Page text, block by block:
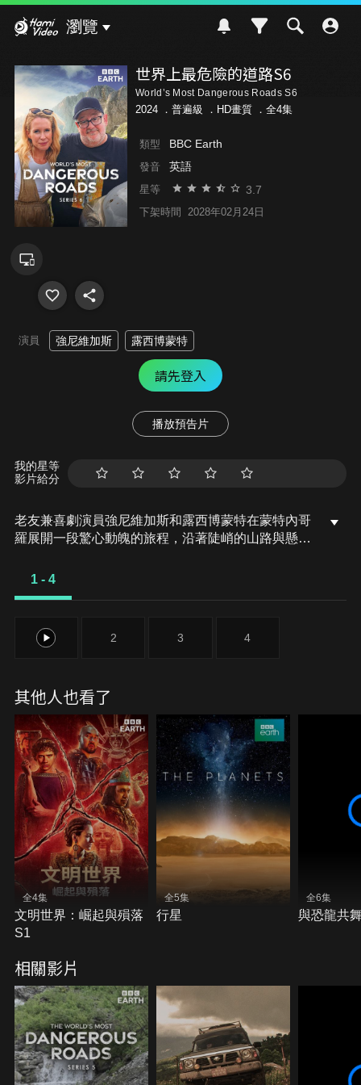
瀏覽
世界上最危險的道路S6
World’s Most Dangerous Roads S6
2024 ． 普遍級 ．HD畫質 ．全4集
類型 BBC Earth
發音 英語
星等 3.7
下架時間 2028年02月24日
演員 強尼維加斯 露西博蒙特
請先登入
播放預告片
我的星等
影片給分
老友兼喜劇演員強尼維加斯和露西博蒙特在蒙特內哥
羅展開一段驚心動魄的旅程，沿著陡峭的山路與懸崖
1 - 4
1 2 3 4
其他人也看了
全4集
文明世界：崛起與殞落
S1
全5集
行星
全6集
與恐龍共
相關影片